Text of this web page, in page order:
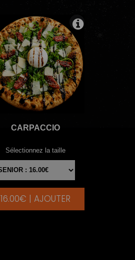
CARPACCIO
Sélectionnez la taille
|
16.00€ | AJOUTER